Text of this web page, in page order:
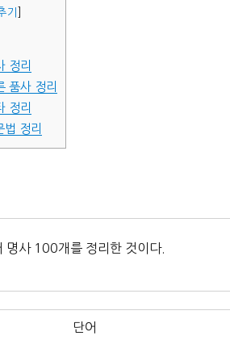
기
정리
품사 정리
정리
정리
명사 100개를 정리한 것이다.
단어